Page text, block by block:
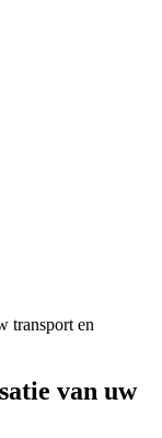
transport en
van uw